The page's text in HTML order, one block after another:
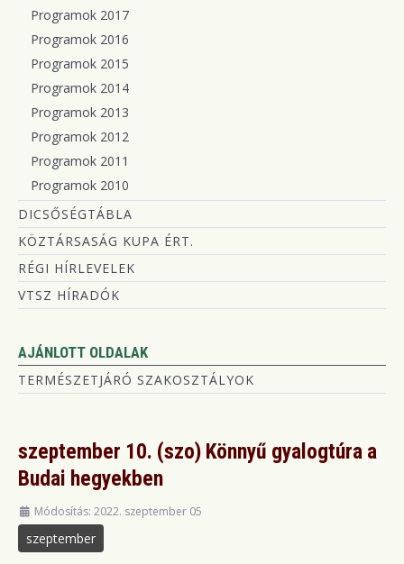
Programok 2017
Programok 2016
Programok 2015
Programok 2014
Programok 2013
Programok 2012
Programok 2011
Programok 2010
DICSŐSÉGTÁBLA
KÖZTÁRSASÁG KUPA ÉRT.
RÉGI HÍRLEVELEK
VTSZ HÍRADÓK
AJÁNLOTT OLDALAK
TERMÉSZETJÁRÓ SZAKOSZTÁLYOK
szeptember 10. (szo) Könnyű gyalogtúra a
Budai hegyekben
Módosítás: 2022. szeptember 05
szeptember